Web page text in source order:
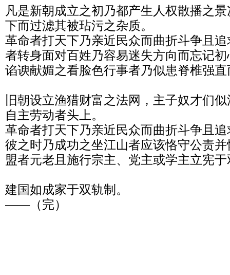
凡是新朝成立之初乃都产生人权散播之
下而过滤其被玷污之杂质。
革命者打天下乃亲近民众而曲折斗争且
者转身面对百姓乃容易迷失方向而忘记
谄谀献媚之看脸色行事者乃似患脊椎强
旧朝设立渔猎财富之法网，主子奴才们
自主劳动者头上。
革命者打天下乃亲近民众而曲折斗争且
彼之时乃成功之坐江山者应该恪守公责
盟者元老且施行宗主、党主或学主立宪
建国如成家于双轨制。
——（完）